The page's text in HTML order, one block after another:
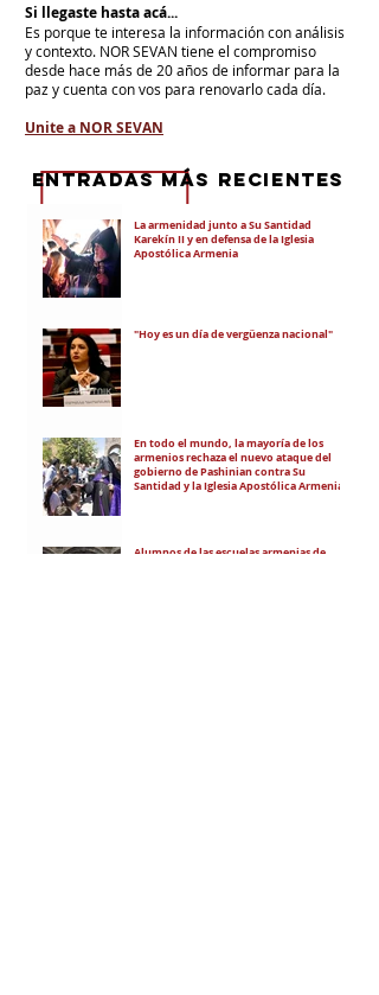
Si llegaste hasta acá...
Es porque te interesa la información con análisis
y contexto. NOR SEVAN tiene el compromiso
desde hace más de 20 años de informar para la
paz y cuenta con vos para renovarlo cada día.
Unite a NOR SEVAN
La armenidad junto a Su Santidad
Karekín II y en defensa de la Iglesia
Apostólica Armenia
"Hoy es un día de vergüenza nacional"
En todo el mundo, la mayoría de los
armenios rechaza el nuevo ataque del
gobierno de Pashinian contra Su
Santidad y la Iglesia Apostólica Armenia
Alumnos de las escuelas armenias de
eNTRADAS MÁS RECIENTES